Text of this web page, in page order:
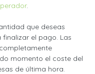
.
que deseas
el pago. Las
momento el coste del
de última hora.